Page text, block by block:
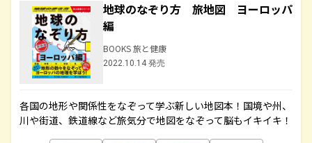
地球のなぞり方 旅地図 ヨーロッパ
編
BOOKS 旅と健康
2022.10.14 発売
各国の地形や関係性をなぞって学ぶ新しい地図本！国境や州、
川や街道、鉄道線など旅気分で地図をなぞって脳もイキイキ！